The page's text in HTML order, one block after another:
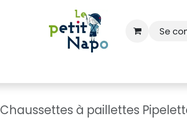
Se
Chaussettes à paillettes